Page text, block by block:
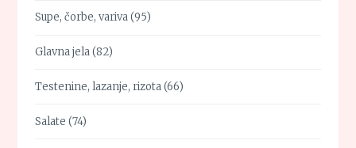
Supe, čorbe, variva(95)
Glavna jela(82)
Testenine, lazanje, rizota(66)
Salate (74)